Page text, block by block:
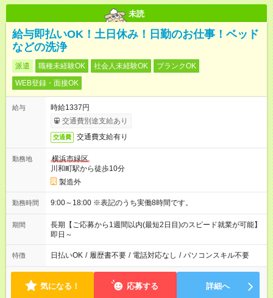
未読
給与即払いOK！土日休み！日勤のお仕事！ベッド
などの洗浄
派遣 職種未経験OK 社会人未経験OK
ブランクOK
WEB登録・面接OK
給与
時給1337円
交通費別途支給あり
交通費 交通費支給有り
勤務地
横浜市緑区
川和町駅から徒歩10分
製造外
勤務時間 9:00～18:00 ※表記のうち実働8時間です。
期間
長期【ご応募から1週間以内(最短2日目)のスピード就業が可能】
即日～
特徴 日払いOK / 履歴書不要 / 電話対応なし / パソコンスキル不要
気になる！ 応募する 詳細へ